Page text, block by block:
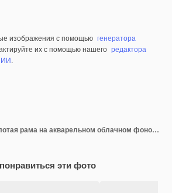
изображения с помощью генератора
их с помощью нашего редактора
ИИ.
Квадратная золотая рама на акварельном облачном фоновом элементе дизайна
эти фото